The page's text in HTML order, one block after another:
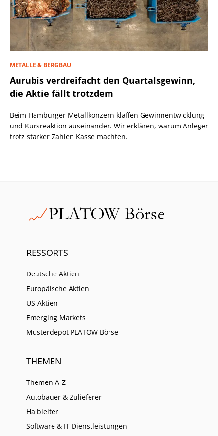
METALLE & BERGBAU
Aurubis verdreifacht den Quartalsgewinn,
die Aktie fällt trotzdem
Beim Hamburger Metallkonzern klaffen Gewinnentwicklung
und Kursreaktion auseinander. Wir erklären, warum Anleger
trotz starker Zahlen Kasse machten.
RESSORTS
Deutsche Aktien
Europäische Aktien
US-Aktien
Emerging Markets
Musterdepot PLATOW Börse
THEMEN
Themen A-Z
Autobauer & Zulieferer
Halbleiter
Software & IT Dienstleistungen